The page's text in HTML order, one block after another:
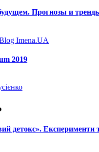
Прогнозы и
Imena.UA
2019
детокс». Експерименти